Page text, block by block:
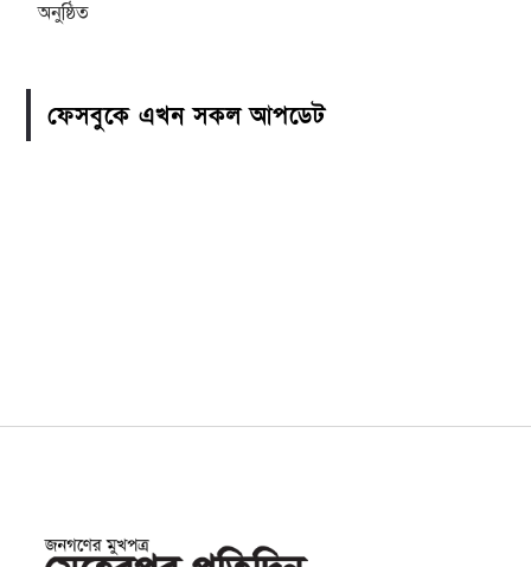
অনুষ্ঠিত
ফেসবুকে এখন সকল আপডেট